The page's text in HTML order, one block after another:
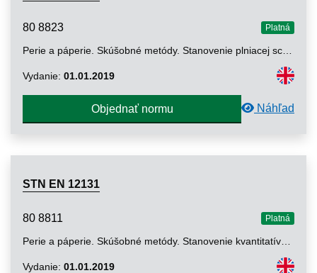
80 8823 Platná
Vydanie: 01.01.2019
Objednať normu Náhľad
STN EN 12131
80 8811 Platná
Vydanie: 01.01.2019